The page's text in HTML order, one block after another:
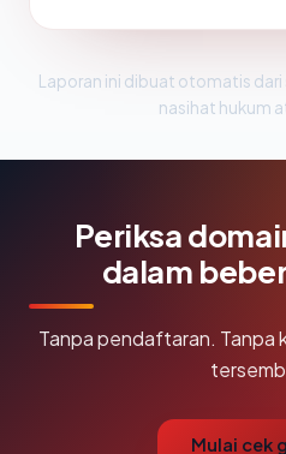
Laporan ini dibuat otomatis dari
nasihat hukum
Periksa
dalam
Tanpa pendaftaran. Tanpa
Mulai cek